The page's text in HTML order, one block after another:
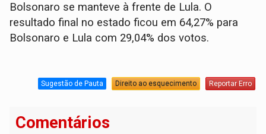
Bolsonaro se manteve à frente de Lula. O
resultado final no estado ficou em 64,27% para
Bolsonaro e Lula com 29,04% dos votos.
Sugestão de Pauta Direito ao esquecimento Reportar Erro
Comentários